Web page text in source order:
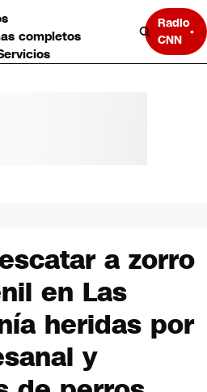
completos
Radio
CNN
a zorro
en Las
heridas por
y